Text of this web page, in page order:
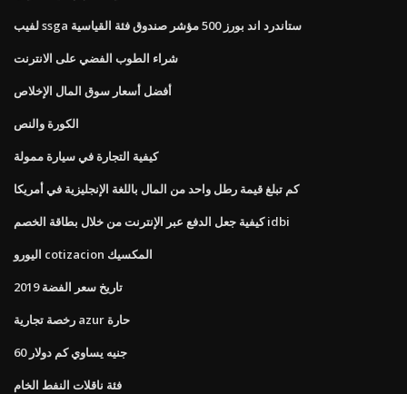
لفيب ssga ستاندرد اند بورز 500 مؤشر صندوق فئة القياسية
شراء الطوب الفضي على الانترنت
أفضل أسعار سوق المال الإخلاص
الكورة والنص
كيفية التجارة في سيارة ممولة
كم تبلغ قيمة رطل واحد من المال باللغة الإنجليزية في أمريكا
كيفية جعل الدفع عبر الإنترنت من خلال بطاقة الخصم idbi
اليورو cotizacion المكسيك
تاريخ سعر الفضة 2019
رخصة تجارية azur حارة
60 جنيه يساوي كم دولار
فئة ناقلات النفط الخام